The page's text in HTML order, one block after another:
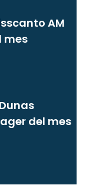
AM
mes
del mes